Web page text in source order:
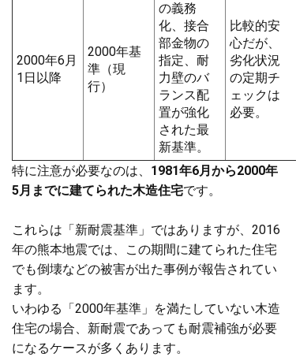
2000年6月
1日以降
2000年基
準（現
行）
の義務
化、接合
部金物の
指定、耐
力壁のバ
ランス配
置が強化
された最
新基準。
比較的安
心だが、
劣化状況
の定期チ
ェックは
必要。
特に注意が必要なのは、 1981年6月から2000年
5月までに建てられた木造住宅です。
これらは「新耐震基準」ではありますが、2016
年の熊本地震では、この期間に建てられた住宅
でも倒壊などの被害が出た事例が報告されてい
ます。
いわゆる「2000年基準」を満たしていない木造
住宅の場合、新耐震であっても耐震補強が必要
になるケースが多くあります。